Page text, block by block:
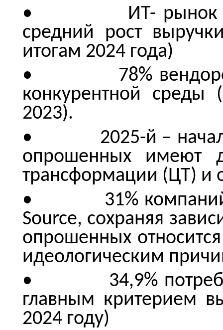
• ИТ- рынок в
средний рост
итогам 2024 года)
• 78% вендоров
конкурентной
2023).
• 2025-й – начало
опрошенных имеют
трансформации (ЦТ) и
• 31% компаний
Source, сохраняя
опрошенных
идеологическим
• 34,9%
главным критерием
2024 году)